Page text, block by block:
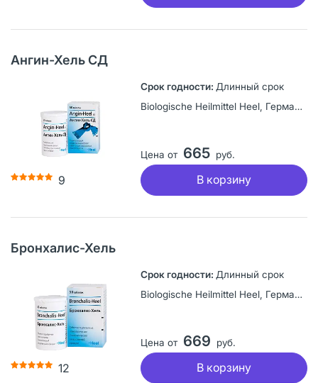
Ангин-Хель СД
9
Длинный срок
Biologische Heilmittel Heel, Германия
Цена от 665 руб.
В корзину
Бронхалис-Хель
12
Длинный срок
Biologische Heilmittel Heel, Германия
Цена от 669 руб.
В корзину